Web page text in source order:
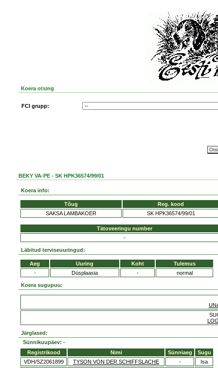
Koera otsing
FCI grupp:
BEKY VA-PE - SK HPK36574/99/01
Koera info:
Tõug
Reg. kood
SAKSA LAMBAKOER
SK HPK36574/99/01
Tätoveeringu number
-
Läbitud terviseuuringud:
Aeg Uuring Koht
Tulemus
-
Düsplaasia - normal
Koera sugupuu:
Järglased:
Sünnikuupäev: -
Registrikood
Nimi Sünniaeg
Sugu
VDH/SZ2061899
TYSON VON DER SCHIFFSLACHE -
Isa